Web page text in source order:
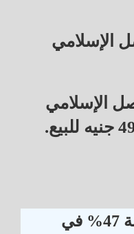
الإسلامي
الإسلامي
دانة غاز تحقق ارتفاعاً بنسبة 47% في